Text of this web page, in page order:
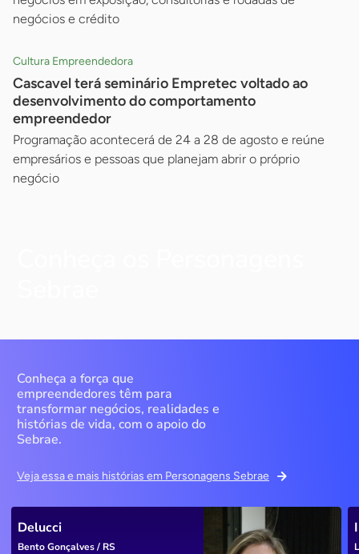
negócios e crédito
Cultura Empreendedora
Cascavel terá seminário Empretec voltado ao
desenvolvimento do comportamento
empreendedor
Programação acontecerá de 24 a 28 de agosto e reúne
empresários e pessoas que planejam abrir o próprio
negócio
Conheça a força que
empreendedores têm para
transformar negócios, realidades e
histórias de vida, com o apoio do
Sebrae.
Veja essa e mais histórias em Personagens Sebrae
Delucci
Bento Gonçalves / RS